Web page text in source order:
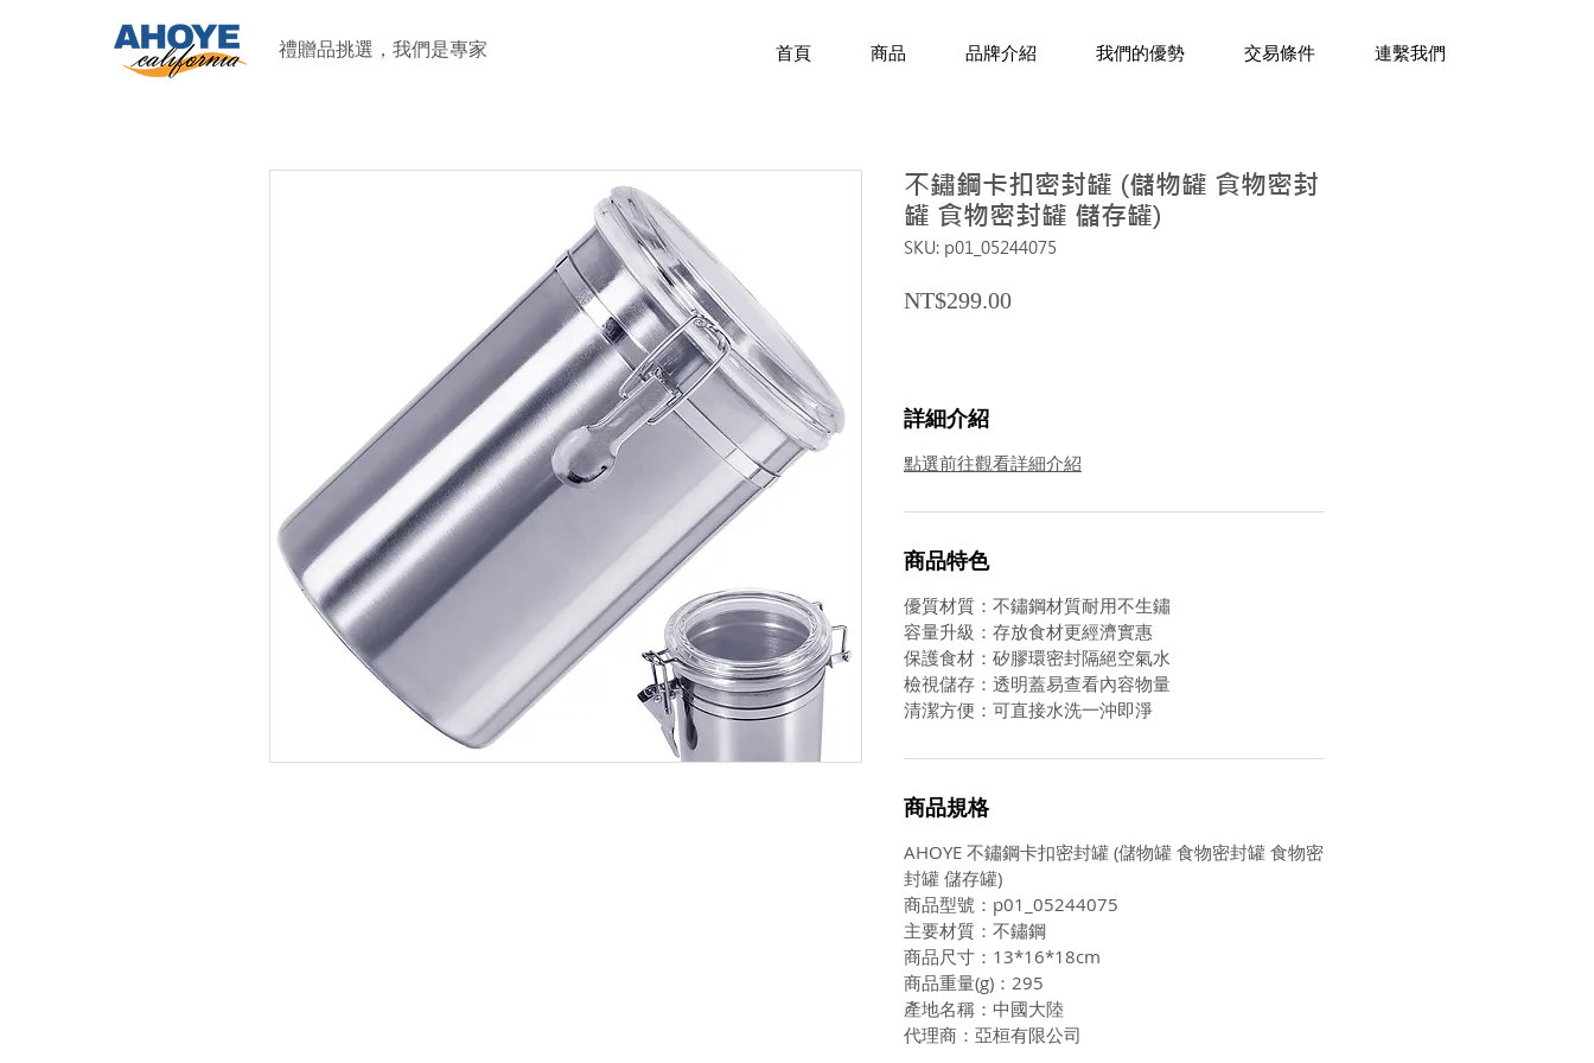
禮贈品挑選，我們是專家 首頁 商品 品牌介紹 我們的優勢 交易條件 連繫我們
不鏽鋼卡扣密封罐 (儲物罐 食物密封
罐 食物密封罐 儲存罐)
SKU: p01_05244075
NT$299.00Price
詳細介紹
點選前往觀看詳細介紹
商品特色
優質材質：不鏽鋼材質耐用不生鏽
容量升級：存放食材更經濟實惠
保護食材：矽膠環密封隔絕空氣水
檢視儲存：透明蓋易查看內容物量
清潔方便：可直接水洗一沖即淨
商品規格
AHOYE 不鏽鋼卡扣密封罐 (儲物罐 食物密封罐 食物密
封罐 儲存罐)
商品型號：p01_05244075
主要材質：不鏽鋼
商品尺寸：13*16*18cm
商品重量(g)：295
產地名稱：中國大陸
代理商：亞桓有限公司